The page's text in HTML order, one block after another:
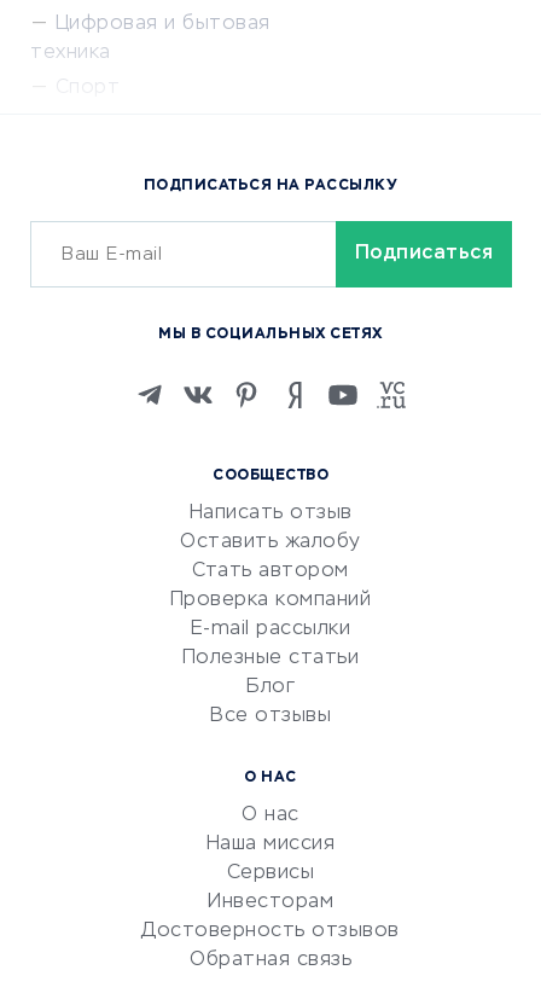
Цифровая и бытовая
техника
Спорт
Сервисы доставки
ОБУЧЕНИЕ И РАБОТА
Изучение иностранных
Маркетинг и продажи
Репетиторство
Красота и здоровье
Сервисы по поиску работы
Сетевой маркетинг
УСЛУГИ ДЛЯ БИЗНЕСА
документооборот
Юридические компании
СООБЩЕСТВО
Написать отзыв
Оставить жалобу
Стать автором
Проверка компаний
E-mail рассылки
Полезные статьи
Блог
Все отзывы
О НАС
О нас
Наша миссия
Сервисы
Инвесторам
Достоверность отзывов
Обратная связь
ПОДПИСАТЬСЯ НА РАССЫЛКУ
МЫ В СОЦИАЛЬНЫХ СЕТЯХ